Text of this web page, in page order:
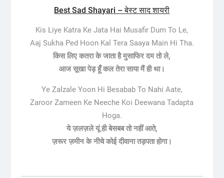
Best Sad Shayari – बेस्ट साद शायरी
Kis Liye Katra Ke Jata Hai Musafir Dum To Le,
Aaj Sukha Ped Hoon Kal Tera Saaya Main Hi Tha.
किस लिए कतरा के जाता है मुसाफिर दम तो ले,
आज सूखा पेड़ हूँ कल तेरा साया मैं ही था।
Ye Zalzale Yoon Hi Besabab To Nahi Aate,
Zaroor Zameen Ke Neeche Koi Deewana Tadapta
Hoga.
ये ज़लज़ले यूं ही बेसबब तो नहीं आते,
ज़रूर ज़मीन के नीचे कोई दीवाना तड़पता होगा।